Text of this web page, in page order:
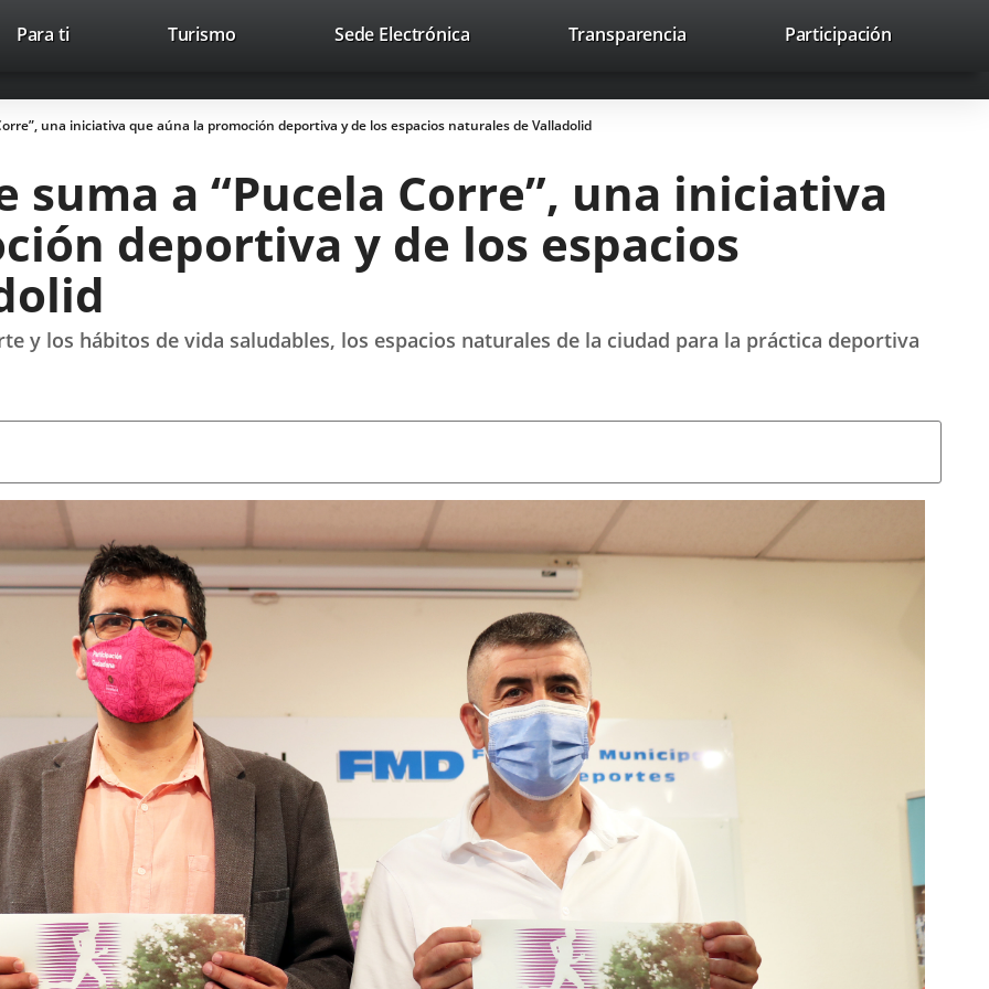
Trabaja con nosotros Contacto avaHeaderSocial
Enlace
una
aplicación
Enlace
una
Enlace
una
Recherche
Para ti TurismoEste
abrirá
en
ventana
nueva.
Sede ElectrónicaEnlace
aplicación
externa.
Transparencia Participación
una iniciativa que aúna la promoción deportiva y de los espacios naturales de Valladolid
suma a “Pucela Corre”, una iniciativa
deportiva y de los espacios
y los hábitos de vida saludables, los espacios naturales de la ciudad para la práctica deportiva